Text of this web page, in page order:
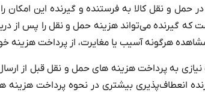
حمل و نقل کالا به فرستنده و گیرنده این امکان
که گیرنده می‌تواند هزینه حمل و نقل را پس از
هرگونه آسیب یا مغایرت، از پرداخت هزینه
نیازی به پرداخت هزینه‌ های حمل و نقل قبل از
انعطاف‌پذیری بیشتری در نحوه پرداخت